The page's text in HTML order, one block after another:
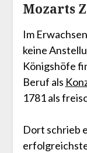
Mozarts
Im
keine
Königshöfe
Beruf als
1781 als
Dort schrieb